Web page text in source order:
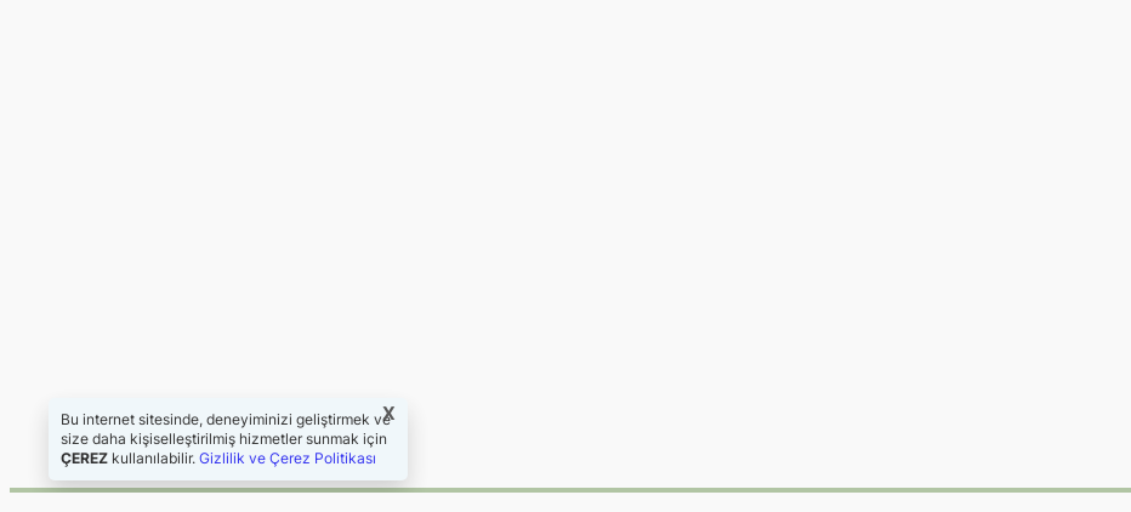
Bu internet sitesinde, deneyiminizi geliştirmek ve
size daha kişiselleştirilmiş hizmetler sunmak için
ÇEREZ kullanılabilir. Gizlilik ve Çerez Politikası
X